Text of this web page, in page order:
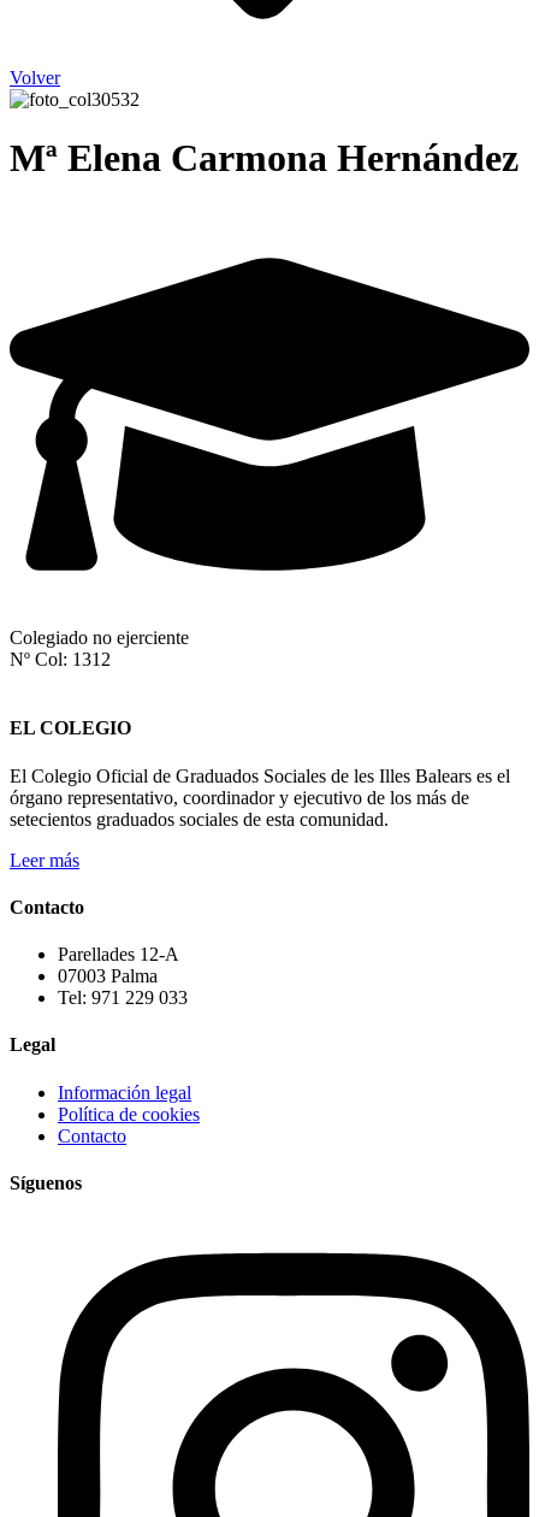
Volver
Mª Elena Carmona Hernández
Colegiado no ejerciente
Nº Col: 1312
EL COLEGIO
El Colegio Oficial de Graduados Sociales de les Illes Balears es el
órgano representativo, coordinador y ejecutivo de los más de
setecientos graduados sociales de esta comunidad.
Leer más
Contacto
Parellades 12-A
07003 Palma
Tel: 971 229 033
Legal
Información legal
Política de cookies
Contacto
Síguenos